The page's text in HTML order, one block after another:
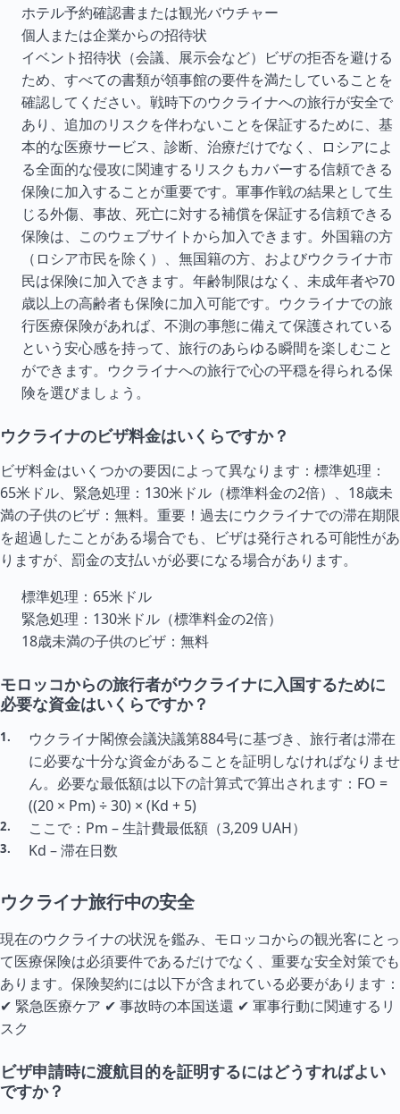
ホテル予約確認書または観光バウチャー
個人または企業からの招待状
イベント招待状（会議、展示会など）ビザの拒否を避ける
ため、すべての書類が領事館の要件を満たしていることを
確認してください。戦時下のウクライナへの旅行が安全で
あり、追加のリスクを伴わないことを保証するために、基
本的な医療サービス、診断、治療だけでなく、ロシアによ
る全面的な侵攻に関連するリスクもカバーする信頼できる
保険に加入することが重要です。軍事作戦の結果として生
じる外傷、事故、死亡に対する補償を保証する信頼できる
保険は、このウェブサイトから加入できます。外国籍の方
（ロシア市民を除く）、無国籍の方、およびウクライナ市
民は保険に加入できます。年齢制限はなく、未成年者や70
歳以上の高齢者も保険に加入可能です。ウクライナでの旅
行医療保険があれば、不測の事態に備えて保護されている
という安心感を持って、旅行のあらゆる瞬間を楽しむこと
ができます。ウクライナへの旅行で心の平穏を得られる保
険を選びましょう。
ウクライナのビザ料金はいくらですか？
ビザ料金はいくつかの要因によって異なります：標準処理：
65米ドル、緊急処理：130米ドル（標準料金の2倍）、18歳未
満の子供のビザ：無料。重要！過去にウクライナでの滞在期限
を超過したことがある場合でも、ビザは発行される可能性があ
りますが、罰金の支払いが必要になる場合があります。
標準処理：65米ドル
緊急処理：130米ドル（標準料金の2倍）
18歳未満の子供のビザ：無料
モロッコからの旅行者がウクライナに入国するために
必要な資金はいくらですか？
ウクライナ閣僚会議決議第884号に基づき、旅行者は滞在
に必要な十分な資金があることを証明しなければなりませ
ん。必要な最低額は以下の計算式で算出されます：FO =
((20 × Pm) ÷ 30) × (Kd + 5)
ここで：Pm – 生計費最低額（3,209 UAH）
Kd – 滞在日数
ウクライナ旅行中の安全
現在のウクライナの状況を鑑み、モロッコからの観光客にとっ
て医療保険は必須要件であるだけでなく、重要な安全対策でも
あります。保険契約には以下が含まれている必要があります：
✔ 緊急医療ケア ✔ 事故時の本国送還 ✔ 軍事行動に関連するリ
スク
ビザ申請時に渡航目的を証明するにはどうすればよい
ですか？